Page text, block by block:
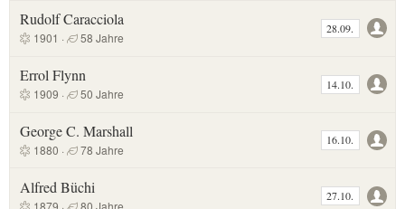
Rudolf Caracciola
1901 · 58 Jahre
28.09.
Errol Flynn
1909 · 50 Jahre
14.10.
George C. Marshall
1880 · 78 Jahre
16.10.
Alfred Büchi
1879 · 80 Jahre
27.10.